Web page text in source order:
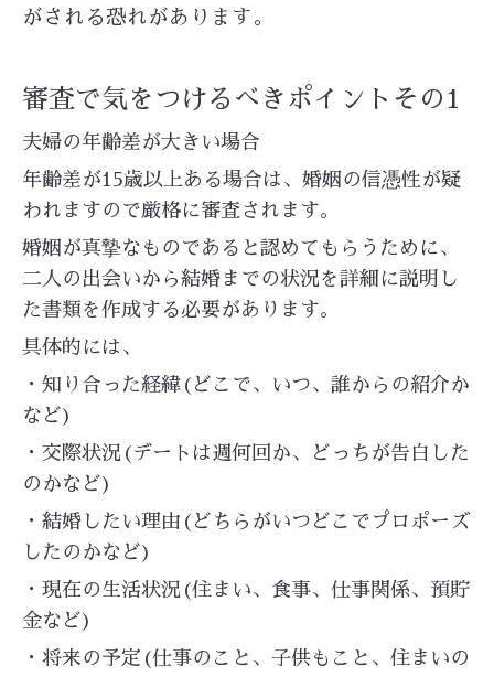
がされる恐れがあります。
審査で気をつけるべきポイントその1
夫婦の年齢差が大きい場合
年齢差が15歳以上ある場合は、婚姻の信憑性が疑
われますので厳格に審査されます。
婚姻が真摯なものであると認めてもらうために、
二人の出会いから結婚までの状況を詳細に説明し
た書類を作成する必要があります。
具体的には、
・知り合った経緯(どこで、いつ、誰からの紹介か
など)
・交際状況(デートは週何回か、どっちが告白した
のかなど)
・結婚したい理由(どちらがいつどこでプロポーズ
したのかなど)
・現在の生活状況(住まい、食事、仕事関係、預貯
金など)
・将来の予定(仕事のこと、子供もこと、住まいの